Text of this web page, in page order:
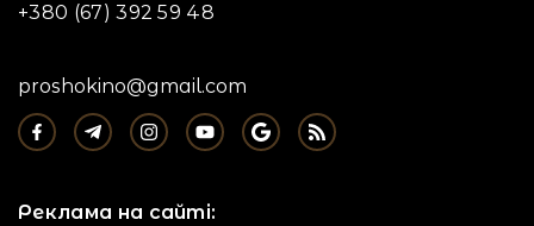
+380 (67) 392 59 48
proshokino@gmail.com
Реклама на сайті: